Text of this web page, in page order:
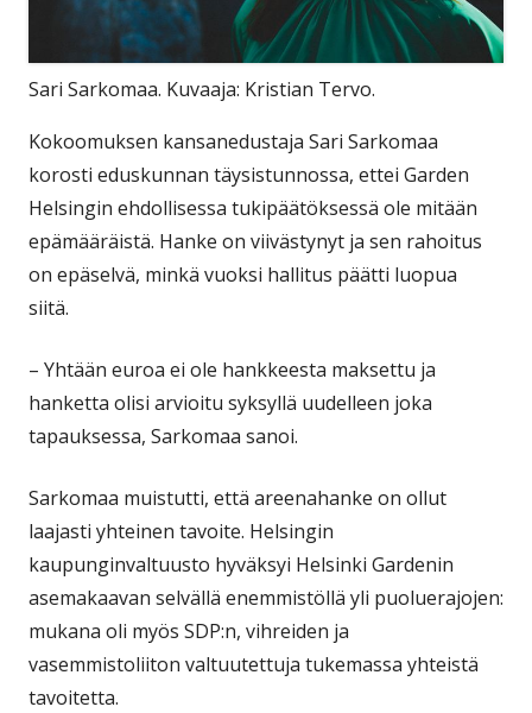
Sari Sarkomaa. Kuvaaja: Kristian Tervo.
Kokoomuksen kansanedustaja Sari Sarkomaa
korosti eduskunnan täysistunnossa, ettei Garden
Helsingin ehdollisessa tukipäätöksessä ole mitään
epämääräistä. Hanke on viivästynyt ja sen rahoitus
on epäselvä, minkä vuoksi hallitus päätti luopua
siitä.
– Yhtään euroa ei ole hankkeesta maksettu ja
hanketta olisi arvioitu syksyllä uudelleen joka
tapauksessa, Sarkomaa sanoi.
Sarkomaa muistutti, että areenahanke on ollut
laajasti yhteinen tavoite. Helsingin
kaupunginvaltuusto hyväksyi Helsinki Gardenin
asemakaavan selvällä enemmistöllä yli puoluerajojen:
mukana oli myös SDP:n, vihreiden ja
vasemmistoliiton valtuutettuja tukemassa yhteistä
tavoitetta.